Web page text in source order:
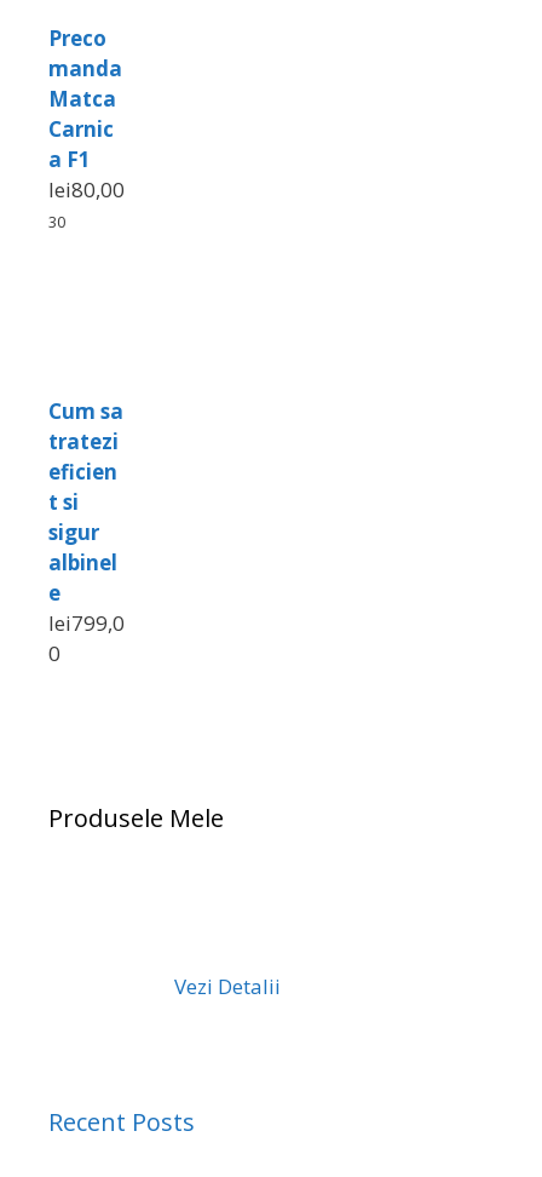
Preco
manda
Matca
Carnic
a F1
lei80,00
30
Cum sa
tratezi
eficien
t si
sigur
albinel
e
lei799,0
0
Produsele Mele
Vezi Detalii
Recent Posts